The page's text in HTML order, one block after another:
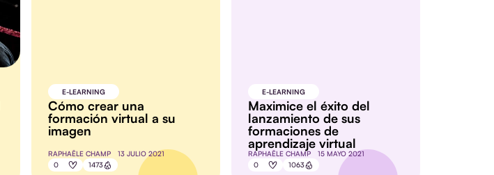
E-LEARNING
Cómo crear una
formación virtual a su
imagen
RAPHAËLE CHAMP
13 JULIO 2021
0
1473
E-LEARNING
Maximice el éxito del
lanzamiento de sus
formaciones de
aprendizaje virtual
RAPHAËLE CHAMP
15 MAYO 2021
0
1063